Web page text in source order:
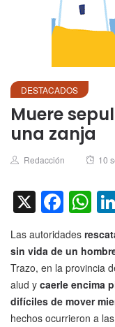
DESTACADOS
Muere
una zanja
Author
Redacción 10
X
Las autoridades
sin vida de un
Trazo, en la provincia
alud y caerle encima
difíciles de mover
hechos ocurrieron a